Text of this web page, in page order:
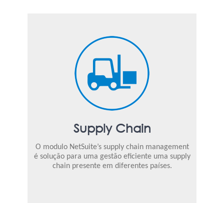
Supply Chain
O modulo NetSuite’s supply chain management
é solução para uma gestão eficiente uma supply
chain presente em diferentes países.